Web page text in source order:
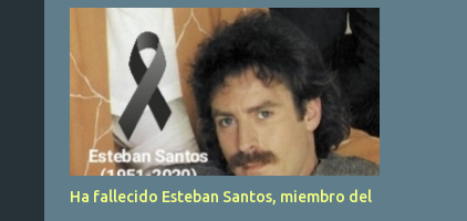
Ha fallecido Esteban Santos, miembro del